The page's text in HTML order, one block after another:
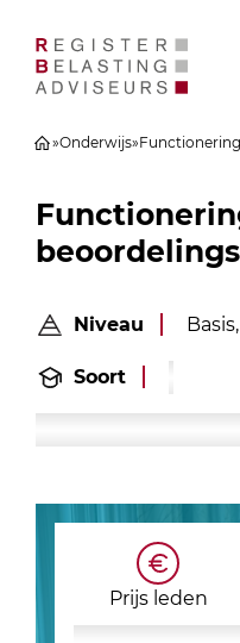
»Onderwijs»
Niveau
Soort
Prijs leden